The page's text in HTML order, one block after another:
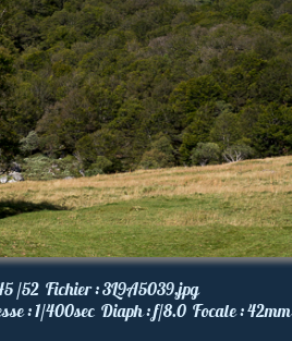
/52 Fichier :3L9A5039.jpg
:1/400sec Diaph :f/8.0 Focale :42mm